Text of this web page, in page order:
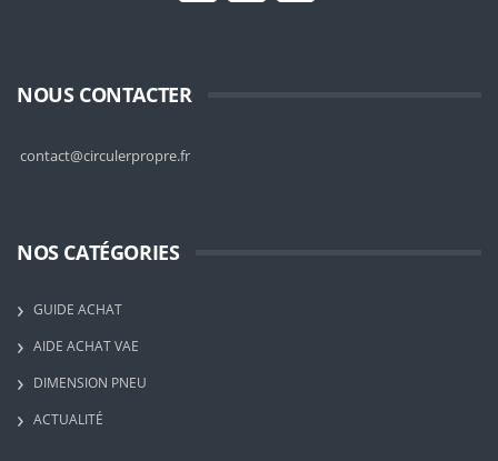
NOUS CONTACTER
contact@circulerpropre.fr
NOS CATÉGORIES
GUIDE ACHAT
AIDE ACHAT VAE
DIMENSION PNEU
ACTUALITÉ